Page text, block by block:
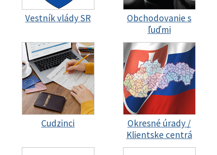
Vestník vlády SR
Obchodovanie s
ľuďmi
Cudzinci
Okresné úrady /
Klientske centrá